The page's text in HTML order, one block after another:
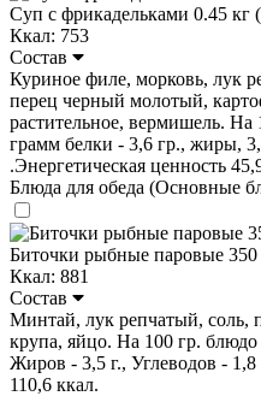
Суп с фрикадельками 0.45 кг
Ккал: 753
Состав
Куриное филе, морковь, лук
перец черный молотый,
растительное, вермишель. На
грамм белки - 3,6 гр., жиры,
.Энергетическая ценность
Блюда для обеда (Основные
Биточки рыбные паровые 350
Ккал: 881
Состав
Минтай, лук репчатый, соль,
крупа, яйцо. На 100 гр. блюдо
Жиров - 3,5 г., Углеводов - 1,8
110,6 ккал.